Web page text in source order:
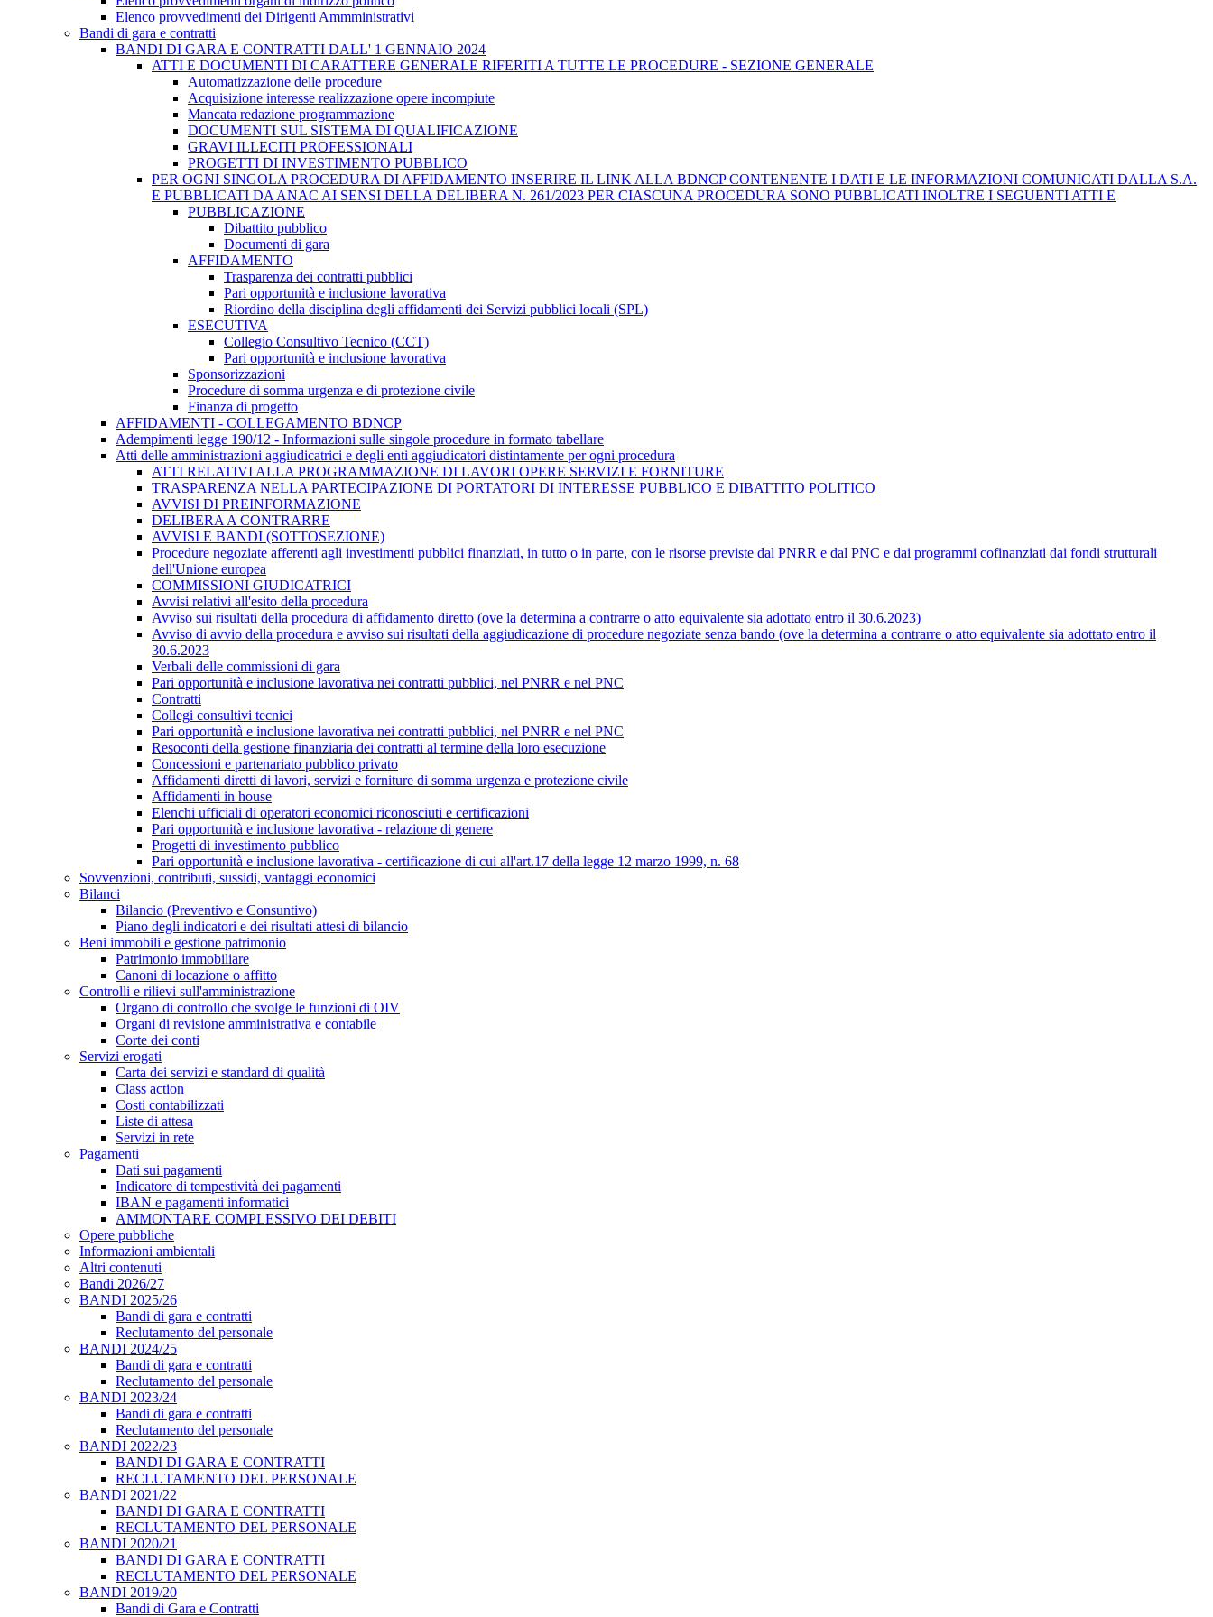
Elenco provvedimenti dei Dirigenti Ammministrativi
Bandi di gara e contratti
BANDI DI GARA E CONTRATTI DALL' 1 GENNAIO 2024
ATTI E DOCUMENTI DI CARATTERE GENERALE RIFERITI A TUTTE LE PROCEDURE - SEZIONE GENERALE
Automatizzazione delle procedure
Acquisizione interesse realizzazione opere incompiute
Mancata redazione programmazione
DOCUMENTI SUL SISTEMA DI QUALIFICAZIONE
GRAVI ILLECITI PROFESSIONALI
PROGETTI DI INVESTIMENTO PUBBLICO
PER OGNI SINGOLA PROCEDURA DI AFFIDAMENTO INSERIRE IL LINK ALLA BDNCP CONTENENTE I DATI E LE INFORMAZIONI COMUNICATI DALLA S.A.
E PUBBLICATI DA ANAC AI SENSI DELLA DELIBERA N. 261/2023 PER CIASCUNA PROCEDURA SONO PUBBLICATI INOLTRE I SEGUENTI ATTI E
PUBBLICAZIONE
Dibattito pubblico
Documenti di gara
AFFIDAMENTO
Trasparenza dei contratti pubblici
Pari opportunità e inclusione lavorativa
Riordino della disciplina degli affidamenti dei Servizi pubblici locali (SPL)
ESECUTIVA
Collegio Consultivo Tecnico (CCT)
Pari opportunità e inclusione lavorativa
Sponsorizzazioni
Procedure di somma urgenza e di protezione civile
Finanza di progetto
AFFIDAMENTI - COLLEGAMENTO BDNCP
Adempimenti legge 190/12 - Informazioni sulle singole procedure in formato tabellare
Atti delle amministrazioni aggiudicatrici e degli enti aggiudicatori distintamente per ogni procedura
ATTI RELATIVI ALLA PROGRAMMAZIONE DI LAVORI OPERE SERVIZI E FORNITURE
TRASPARENZA NELLA PARTECIPAZIONE DI PORTATORI DI INTERESSE PUBBLICO E DIBATTITO POLITICO
AVVISI DI PREINFORMAZIONE
DELIBERA A CONTRARRE
AVVISI E BANDI (SOTTOSEZIONE)
Procedure negoziate afferenti agli investimenti pubblici finanziati, in tutto o in parte, con le risorse previste dal PNRR e dal PNC e dai programmi cofinanziati dai fondi strutturali
dell'Unione europea
COMMISSIONI GIUDICATRICI
Avvisi relativi all'esito della procedura
Avviso sui risultati della procedura di affidamento diretto (ove la determina a contrarre o atto equivalente sia adottato entro il 30.6.2023)
Avviso di avvio della procedura e avviso sui risultati della aggiudicazione di procedure negoziate senza bando (ove la determina a contrarre o atto equivalente sia adottato entro il
30.6.2023
Verbali delle commissioni di gara
Pari opportunità e inclusione lavorativa nei contratti pubblici, nel PNRR e nel PNC
Contratti
Collegi consultivi tecnici
Pari opportunità e inclusione lavorativa nei contratti pubblici, nel PNRR e nel PNC
Resoconti della gestione finanziaria dei contratti al termine della loro esecuzione
Concessioni e partenariato pubblico privato
Affidamenti diretti di lavori, servizi e forniture di somma urgenza e protezione civile
Affidamenti in house
Elenchi ufficiali di operatori economici riconosciuti e certificazioni
Pari opportunità e inclusione lavorativa - relazione di genere
Progetti di investimento pubblico
Pari opportunità e inclusione lavorativa - certificazione di cui all'art.17 della legge 12 marzo 1999, n. 68
Sovvenzioni, contributi, sussidi, vantaggi economici
Bilanci
Bilancio (Preventivo e Consuntivo)
Piano degli indicatori e dei risultati attesi di bilancio
Beni immobili e gestione patrimonio
Patrimonio immobiliare
Canoni di locazione o affitto
Controlli e rilievi sull'amministrazione
Organo di controllo che svolge le funzioni di OIV
Organi di revisione amministrativa e contabile
Corte dei conti
Servizi erogati
Carta dei servizi e standard di qualità
Class action
Costi contabilizzati
Liste di attesa
Servizi in rete
Pagamenti
Dati sui pagamenti
Indicatore di tempestività dei pagamenti
IBAN e pagamenti informatici
AMMONTARE COMPLESSIVO DEI DEBITI
Opere pubbliche
Informazioni ambientali
Altri contenuti
Bandi 2026/27
BANDI 2025/26
Bandi di gara e contratti
Reclutamento del personale
BANDI 2024/25
Bandi di gara e contratti
Reclutamento del personale
BANDI 2023/24
Bandi di gara e contratti
Reclutamento del personale
BANDI 2022/23
BANDI DI GARA E CONTRATTI
RECLUTAMENTO DEL PERSONALE
BANDI 2021/22
BANDI DI GARA E CONTRATTI
RECLUTAMENTO DEL PERSONALE
BANDI 2020/21
BANDI DI GARA E CONTRATTI
RECLUTAMENTO DEL PERSONALE
BANDI 2019/20
Bandi di Gara e Contratti